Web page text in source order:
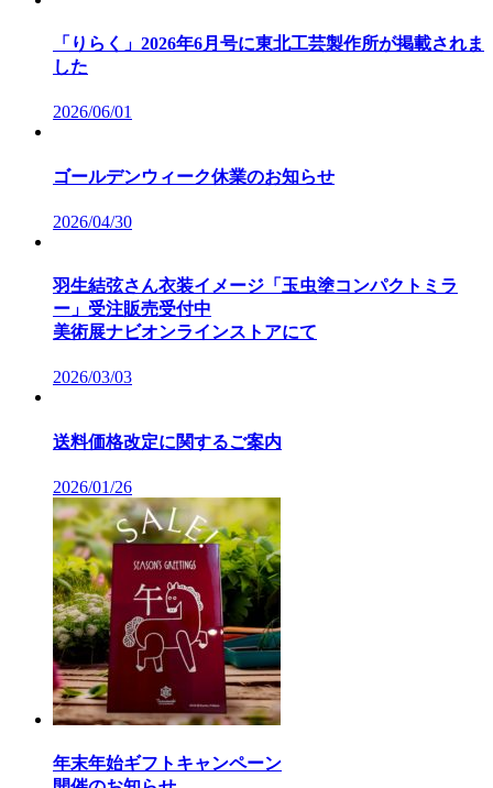
「りらく」2026年6月号に東北工芸製作所が掲載されま
した
2026/06/01
ゴールデンウィーク休業のお知らせ
2026/04/30
羽生結弦さん衣装イメージ「玉虫塗コンパクトミラ
ー」受注販売受付中
美術展ナビオンラインストアにて
2026/03/03
送料価格改定に関するご案内
2026/01/26
年末年始ギフトキャンペーン